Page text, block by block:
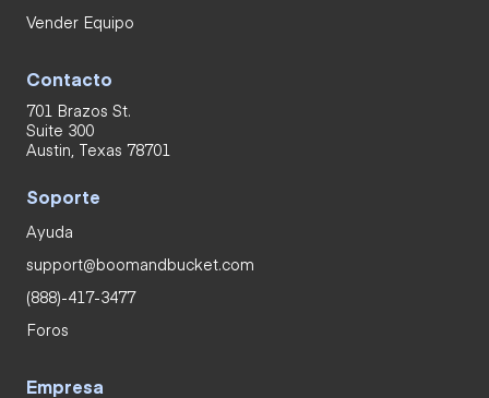
Vender Equipo
Contacto
701 Brazos St.
Suite 300
Austin, Texas 78701
Soporte
Ayuda
support@boomandbucket.com
(888)-417-3477
Foros
Empresa